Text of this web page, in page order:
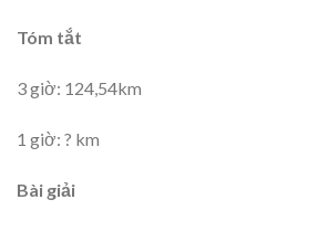
Tóm tắt
3 giờ: 124,54km
1 giờ: ? km
Bài giải